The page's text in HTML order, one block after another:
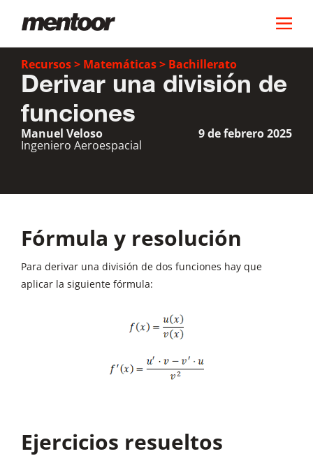
Recursos> Matemáticas> Bachillerato
Derivar una división de
funciones
Manuel Veloso
Ingeniero Aeroespacial
9 de febrero 2025
Fórmula y resolución
Para derivar una división de dos funciones hay que
aplicar la siguiente fórmula:
Ejercicios resueltos